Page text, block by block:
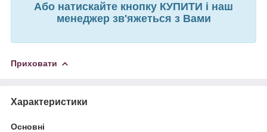
Або натискайте кнопку КУПИТИ і наш
менеджер зв'яжеться з Вами
Приховати
Характеристики
Основні